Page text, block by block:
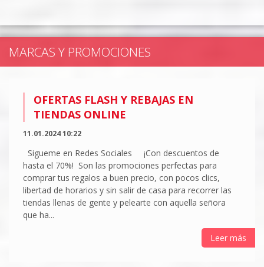
MARCAS Y PROMOCIONES
OFERTAS FLASH Y REBAJAS EN
TIENDAS ONLINE
11.01.2024 10:22
Sigueme en Redes Sociales ¡Con descuentos de
hasta el 70%! Son las promociones perfectas para
comprar tus regalos a buen precio, con pocos clics,
libertad de horarios y sin salir de casa para recorrer las
tiendas llenas de gente y pelearte con aquella señora
que ha...
Leer más